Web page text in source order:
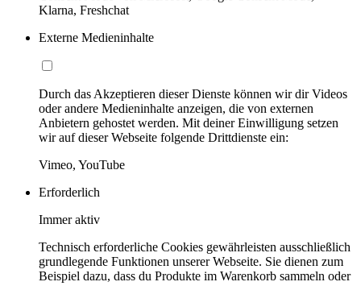
Klarna, Freshchat
Externe Medieninhalte
Durch das Akzeptieren dieser Dienste können wir dir Videos
oder andere Medieninhalte anzeigen, die von externen
Anbietern gehostet werden. Mit deiner Einwilligung setzen
wir auf dieser Webseite folgende Drittdienste ein:
Vimeo, YouTube
Erforderlich
Immer aktiv
Technisch erforderliche Cookies gewährleisten ausschließlich
grundlegende Funktionen unserer Webseite. Sie dienen zum
Beispiel dazu, dass du Produkte im Warenkorb sammeln oder